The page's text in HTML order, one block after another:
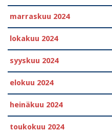
marraskuu 2024
lokakuu 2024
syyskuu 2024
elokuu 2024
heinäkuu 2024
toukokuu 2024